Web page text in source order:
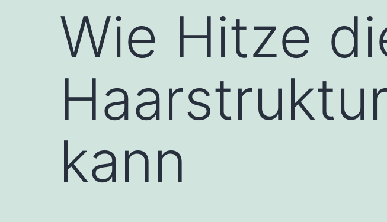
Wie Hitze
kann